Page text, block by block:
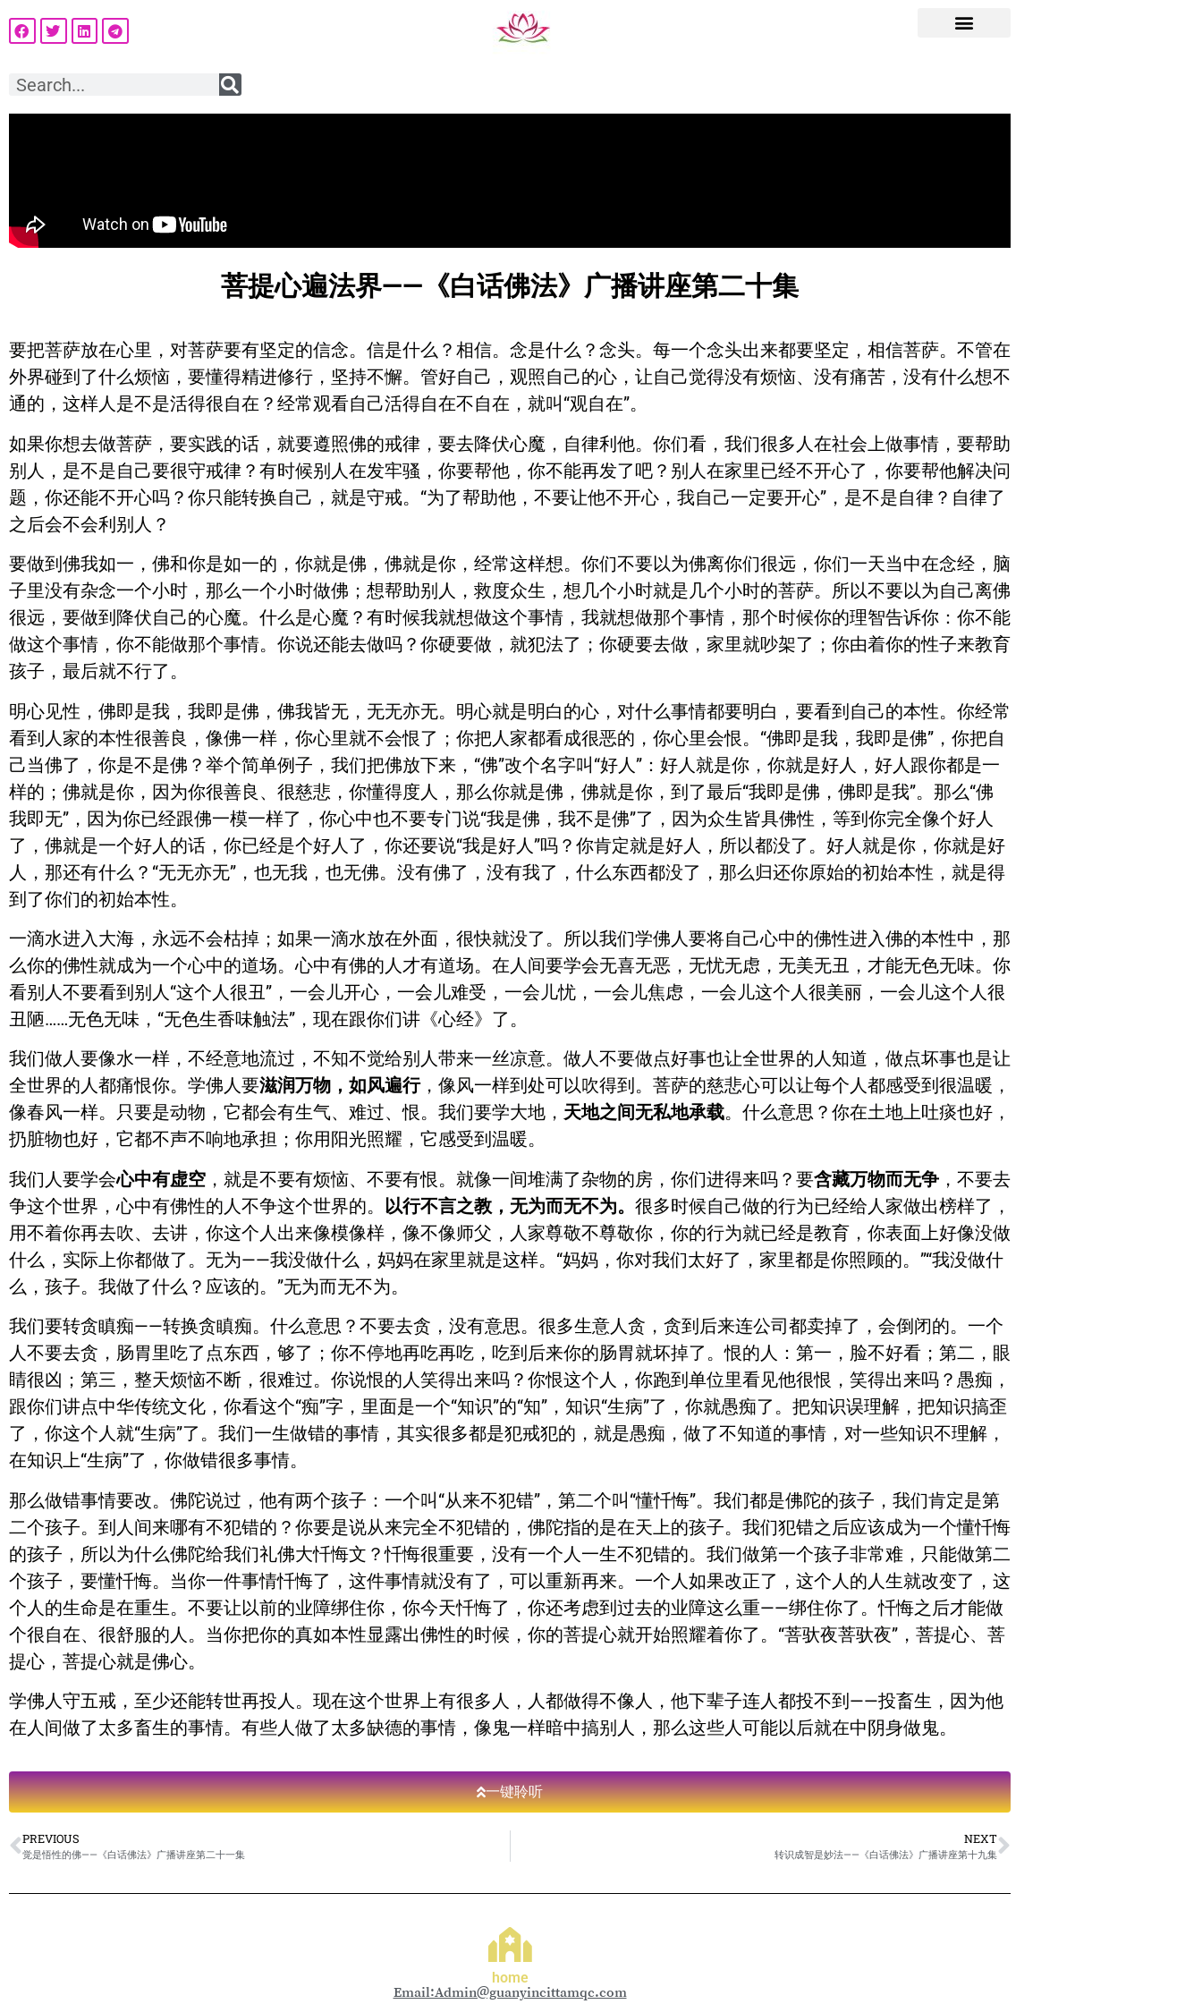
菩提心遍法界——《白话佛法》广播讲座第二十集
要把菩萨放在心里，对菩萨要有坚定的信念。信是什么？相信。念是什么？念头。每一个念头出来都要坚定，相信菩萨。不管在
外界碰到了什么烦恼，要懂得精进修行，坚持不懈。管好自己，观照自己的心，让自己觉得没有烦恼、没有痛苦，没有什么想不
通的，这样人是不是活得很自在？经常观看自己活得自在不自在，就叫“观自在”。
如果你想去做菩萨，要实践的话，就要遵照佛的戒律，要去降伏心魔，自律利他。你们看，我们很多人在社会上做事情，要帮助
别人，是不是自己要很守戒律？有时候别人在发牢骚，你要帮他，你不能再发了吧？别人在家里已经不开心了，你要帮他解决问
题，你还能不开心吗？你只能转换自己，就是守戒。“为了帮助他，不要让他不开心，我自己一定要开心”，是不是自律？自律了
之后会不会利别人？
要做到佛我如一，佛和你是如一的，你就是佛，佛就是你，经常这样想。你们不要以为佛离你们很远，你们一天当中在念经，脑
子里没有杂念一个小时，那么一个小时做佛；想帮助别人，救度众生，想几个小时就是几个小时的菩萨。所以不要以为自己离佛
很远，要做到降伏自己的心魔。什么是心魔？有时候我就想做这个事情，我就想做那个事情，那个时候你的理智告诉你：你不能
做这个事情，你不能做那个事情。你说还能去做吗？你硬要做，就犯法了；你硬要去做，家里就吵架了；你由着你的性子来教育
孩子，最后就不行了。
明心见性，佛即是我，我即是佛，佛我皆无，无无亦无。明心就是明白的心，对什么事情都要明白，要看到自己的本性。你经常
看到人家的本性很善良，像佛一样，你心里就不会恨了；你把人家都看成很恶的，你心里会恨。“佛即是我，我即是佛”，你把自
己当佛了，你是不是佛？举个简单例子，我们把佛放下来，“佛”改个名字叫“好人”：好人就是你，你就是好人，好人跟你都是一
样的；佛就是你，因为你很善良、很慈悲，你懂得度人，那么你就是佛，佛就是你，到了最后“我即是佛，佛即是我”。那么“佛
我即无”，因为你已经跟佛一模一样了，你心中也不要专门说“我是佛，我不是佛”了，因为众生皆具佛性，等到你完全像个好人
了，佛就是一个好人的话，你已经是个好人了，你还要说“我是好人”吗？你肯定就是好人，所以都没了。好人就是你，你就是好
人，那还有什么？“无无亦无”，也无我，也无佛。没有佛了，没有我了，什么东西都没了，那么归还你原始的初始本性，就是得
到了你们的初始本性。
一滴水进入大海，永远不会枯掉；如果一滴水放在外面，很快就没了。所以我们学佛人要将自己心中的佛性进入佛的本性中，那
么你的佛性就成为一个心中的道场。心中有佛的人才有道场。在人间要学会无喜无恶，无忧无虑，无美无丑，才能无色无味。你
看别人不要看到别人“这个人很丑”，一会儿开心，一会儿难受，一会儿忧，一会儿焦虑，一会儿这个人很美丽，一会儿这个人很
丑陋……无色无味，“无色生香味触法”，现在跟你们讲《心经》了。
我们做人要像水一样，不经意地流过，不知不觉给别人带来一丝凉意。做人不要做点好事也让全世界的人知道，做点坏事也是让
全世界的人都痛恨你。学佛人要滋润万物，如风遍行，像风一样到处可以吹得到。菩萨的慈悲心可以让每个人都感受到很温暖，
像春风一样。只要是动物，它都会有生气、难过、恨。我们要学大地， 天地之间无私地承载。什么意思？你在土地上吐痰也好，
扔脏物也好，它都不声不响地承担；你用阳光照耀，它感受到温暖。
我们人要学会心中有虚空 ，就是不要有烦恼、不要有恨。就像一间堆满了杂物的房，你们进得来吗？要含藏万物而无争 ，不要去
争这个世界，心中有佛性的人不争这个世界的。
以行不言之教，无为而无不为。 很多时候自己做的行为已经给人家做出榜样了，
用不着你再去吹、去讲，你这个人出来像模像样，像不像师父，人家尊敬不尊敬你，你的行为就已经是教育，你表面上好像没做
什么，实际上你都做了。无为——我没做什么，妈妈在家里就是这样。“妈妈，你对我们太好了，家里都是你照顾的。”“我没做什
么，孩子。我做了什么？应该的。”无为而无不为。
我们要转贪瞋痴——转换贪瞋痴。什么意思？不要去贪，没有意思。很多生意人贪，贪到后来连公司都卖掉了，会倒闭的。一个
人不要去贪，肠胃里吃了点东西，够了；你不停地再吃再吃，吃到后来你的肠胃就坏掉了。恨的人：第一，脸不好看；第二，眼
睛很凶；第三，整天烦恼不断，很难过。你说恨的人笑得出来吗？你恨这个人，你跑到单位里看见他很恨，笑得出来吗？愚痴，
跟你们讲点中华传统文化，你看这个“痴”字，里面是一个“知识”的“知”，知识“生病”了，你就愚痴了。把知识误理解，把知识搞歪
了，你这个人就“生病”了。我们一生做错的事情，其实很多都是犯戒犯的，就是愚痴，做了不知道的事情，对一些知识不理解，
在知识上“生病”了，你做错很多事情。
那么做错事情要改。佛陀说过，他有两个孩子：一个叫“从来不犯错”，第二个叫“懂忏悔”。我们都是佛陀的孩子，我们肯定是第
二个孩子。到人间来哪有不犯错的？你要是说从来完全不犯错的，佛陀指的是在天上的孩子。我们犯错之后应该成为一个懂忏悔
的孩子，所以为什么佛陀给我们礼佛大忏悔文？忏悔很重要，没有一个人一生不犯错的。我们做第一个孩子非常难，只能做第二
个孩子，要懂忏悔。当你一件事情忏悔了，这件事情就没有了，可以重新再来。一个人如果改正了，这个人的人生就改变了，这
个人的生命是在重生。不要让以前的业障绑住你，你今天忏悔了，你还考虑到过去的业障这么重——绑住你了。忏悔之后才能做
个很自在、很舒服的人。当你把你的真如本性显露出佛性的时候，你的菩提心就开始照耀着你了。“菩驮夜菩驮夜”，菩提心、菩
提心，菩提心就是佛心。
学佛人守五戒，至少还能转世再投人。现在这个世界上有很多人，人都做得不像人，他下辈子连人都投不到——投畜生，因为他
在人间做了太多畜生的事情。有些人做了太多缺德的事情，像鬼一样暗中搞别人，那么这些人可能以后就在中阴身做鬼。
一键聆听
PREVIOUS
觉是悟性的佛——《白话佛法》广播讲座第二十一集
NEXT
转识成智是妙法——《白话佛法》广播讲座第十九集
home
Email:Admin@guanyincittamqc.com